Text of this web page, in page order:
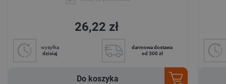
26,22 zł
wysyłka
dzisiaj
darmowa dostawa
od 300 zł
Do koszyka